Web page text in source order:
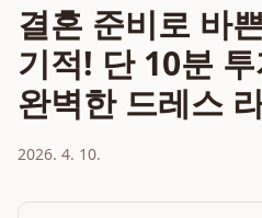
결혼 준비로 바
기적! 단 10분
완벽한 드레스
2026. 4. 10.